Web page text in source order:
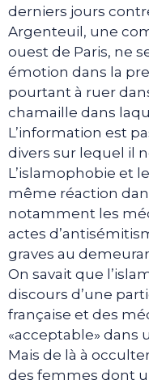
derniers jours
Argenteuil, une
ouest de Paris, ne
émotion dans la
pourtant à ruer
chamaille dans
L’information est
divers sur lequel il
L’islamophobie et
même réaction
notamment les
actes
graves au
On savait que
discours d’une
française et des
«acceptable» dans
Mais de là à
des femmes dont